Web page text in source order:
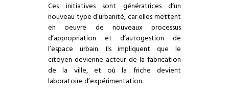
Ces initiatives sont génératrices d’un
nouveau type d’urbanité, car elles mettent
en oeuvre de nouveaux processus
d’appropriation et d’autogestion de
l’espace urbain. Ils impliquent que le
citoyen devienne acteur de la fabrication
de la ville, et où la friche devient
laboratoire d’expérimentation.